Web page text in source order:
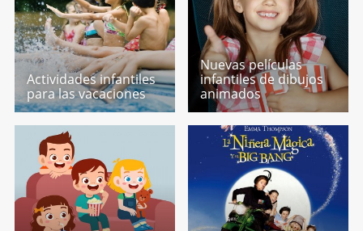
Actividades infantiles
para las vacaciones
Nuevas películas
infantiles de dibujos
animados